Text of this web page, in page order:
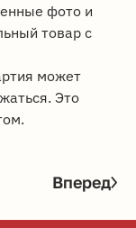
фото и
товар с
может
Это
Вперед